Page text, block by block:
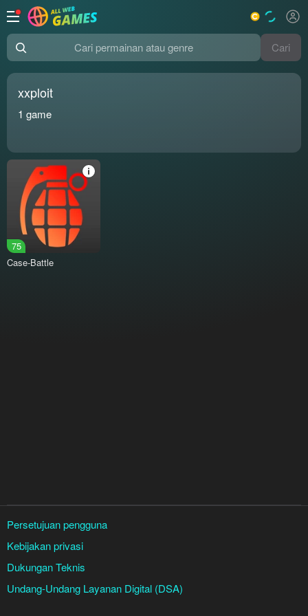
Cari permainan atau genre Cari
xxploit
1 game
75
Case-Battle
Persetujuan pengguna
Kebijakan privasi
Dukungan Teknis
Undang-Undang Layanan Digital (DSA)